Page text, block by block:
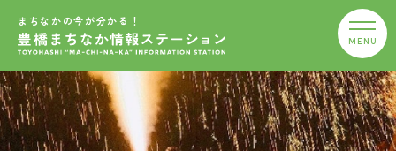
まちなかの今が分かる！